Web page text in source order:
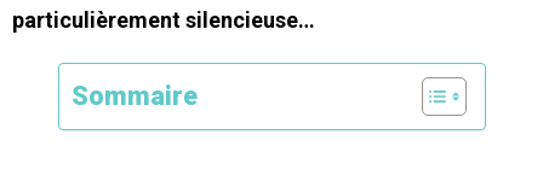
particulièrement silencieuse…
Sommaire